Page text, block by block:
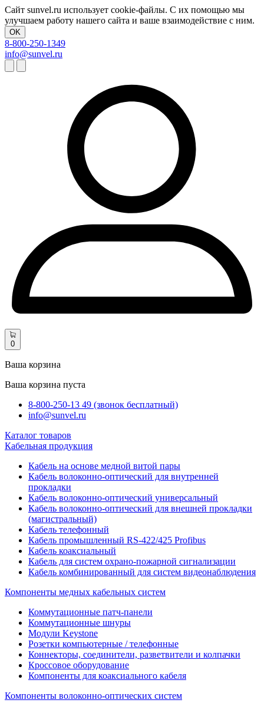
Сайт sunvel.ru использует cookie-файлы. С их помощью мы
улучшаем работу нашего сайта и ваше взаимодействие с ним.
OK
8-800-250-1349
info@sunvel.ru
0
Ваша корзина
Ваша корзина пуста
8-800-250-13 49 (звонок бесплатный)
info@sunvel.ru
Каталог товаров
Кабельная продукция
Кабель на основе медной витой пары
Кабель волоконно-оптический для внутренней
прокладки
Кабель волоконно-оптический универсальный
Кабель волоконно-оптический для внешней прокладки
(магистральный)
Кабель телефонный
Кабель промышленный RS-422/425 Profibus
Кабель коаксиальный
Кабель для систем охрано-пожарной сигнализации
Кабель комбинированный для систем видеонаблюдения
Компоненты медных кабельных систем
Коммутационные патч-панели
Коммутационные шнуры
Модули Keystone
Розетки компьютерные / телефонные
Коннекторы, соединители, разветвители и колпачки
Кроссовое оборудование
Компоненты для коаксиального кабеля
Компоненты волоконно-оптических систем